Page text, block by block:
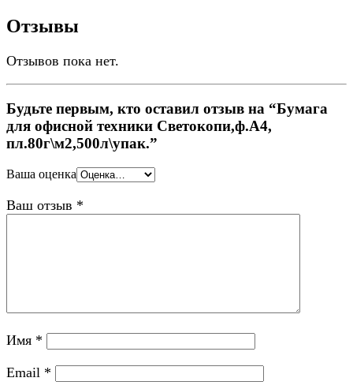
Отзывы
Отзывов пока нет.
Будьте первым, кто оставил отзыв на “Бумага
для офисной техники Светокопи,ф.А4,
пл.80г\м2,500л\упак.”
Ваша оценка
Ваш отзыв *
Имя *
Email *